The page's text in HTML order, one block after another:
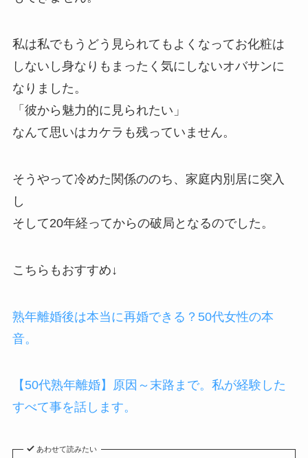
私は私でもうどう見られてもよくなってお化粧は
しないし身なりもまったく気にしないオバサンに
なりました。
「彼から魅力的に見られたい」
なんて思いはカケラも残っていません。
そうやって冷めた関係ののち、家庭内別居に突入
し
そして20年経ってからの破局となるのでした。
こちらもおすすめ↓
熟年離婚後は本当に再婚できる？50代女性の本
音。
【50代熟年離婚】原因～末路まで。私が経験した
すべて事を話します。
あわせて読みたい